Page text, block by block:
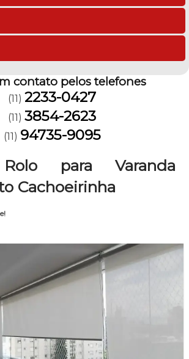
contato pelos telefones
(11) 2233-0427
(11) 3854-2623
(11) 94735-9095
para Varanda
Cachoeirinha